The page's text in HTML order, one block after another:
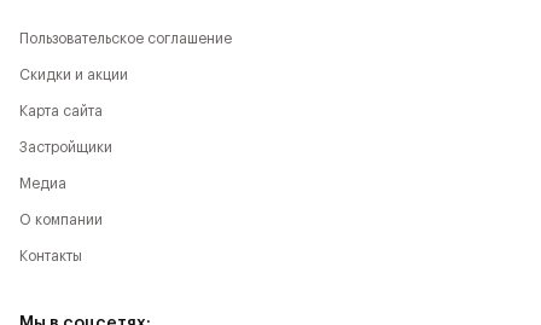
Пользовательское соглашение
Скидки и акции
Карта сайта
Застройщики
Медиа
О компании
Контакты